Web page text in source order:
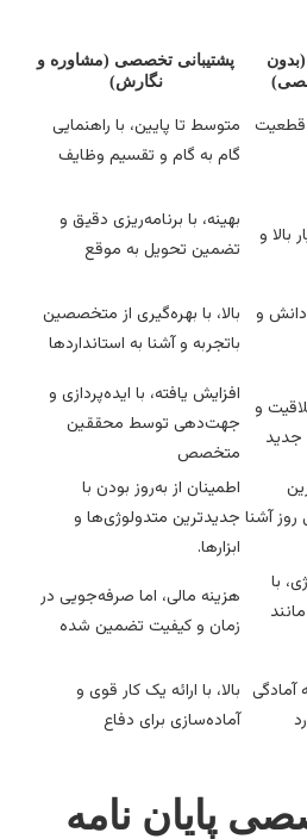
پشتیبانی تخصصی (مشاوره و
نگارش)
متوسط تا پایین، با راهنمایی
گام به گام و تقسیم وظایف
بهینه، با برنامه‌ریزی دقیق و
تضمین تحویل به موقع
و
بالا، با بهره‌گیری از متخصصین
باتجربه و آشنا به استانداردها
و
افزایش یافته، با ایده‌پردازی و
جهت‌دهی توسط محققین
متخصص
اطمینان از به‌روز بودن با
جدیدترین متدولوژی‌ها و
ابزارها.
هزینه مالی، اما صرفه‌جویی در
زمان و کیفیت تضمین شده
بالا، با ارائه یک کار قوی و
آماده‌سازی برای دفاع
نامه